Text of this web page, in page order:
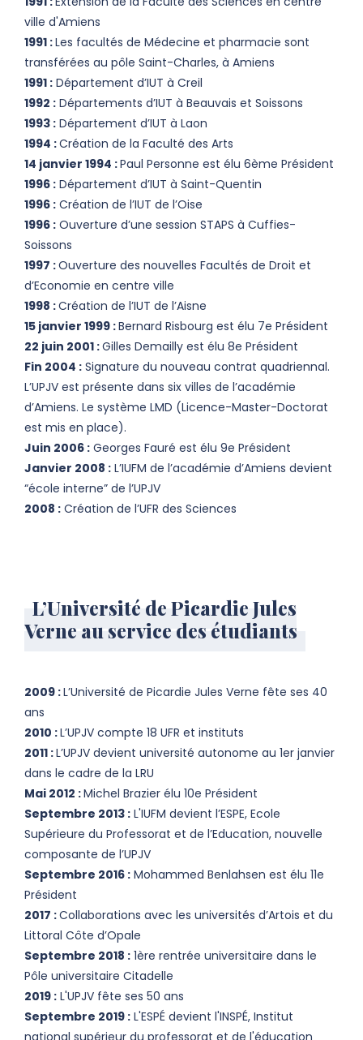
ville d'Amiens
1991 :Les facultés de Médecine et pharmacie sont
transférées au pôle Saint-Charles, à Amiens
1991 : Département d’IUT à Creil
1992 : Départements d’IUT à Beauvais et Soissons
1993 : Département d’IUT à Laon
1994 :Création de la Faculté des Arts
14 janvier 1994 :Paul Personne est élu 6ème Président
1996 : Département d’IUT à Saint-Quentin
1996 : Création de l’IUT de l’Oise
1996 : Ouverture d’une session STAPS à Cuffies-
Soissons
1997 :Ouverture des nouvelles Facultés de Droit et
d’Economie en centre ville
1998 :Création de l’IUT de l’Aisne
15 janvier 1999 :Bernard Risbourg est élu 7e Président
22 juin 2001 :Gilles Demailly est élu 8e Président
Fin 2004 : Signature du nouveau contrat quadriennal.
L’UPJV est présente dans six villes de l’académie
d’Amiens. Le système LMD (Licence-Master-Doctorat
est mis en place).
Juin 2006 : Georges Fauré est élu 9e Président
Janvier 2008 : L’IUFM de l’académie d’Amiens devient
“école interne” de l’UPJV
2008 : Création de l’UFR des Sciences
L’Université de Picardie Jules
Verne au service des étudiants
2009 :L’Université de Picardie Jules Verne fête ses 40
ans
2010 :L’UPJV compte 18 UFR et instituts
2011 :L’UPJV devient université autonome au 1er janvier
dans le cadre de la LRU
Mai 2012 :Michel Brazier élu 10e Président
Septembre 2013 : L'IUFM devient l’ESPE, Ecole
Supérieure du Professorat et de l’Education, nouvelle
composante de l’UPJV
Septembre 2016 : Mohammed Benlahsen est élu 11e
Président
2017 :Collaborations avec les universités d’Artois et du
Littoral Côte d’Opale
Septembre 2018 : 1ère rentrée universitaire dans le
Pôle universitaire Citadelle
2019 : L'UPJV fête ses 50 ans
Septembre 2019 : L'ESPÉ devient l'INSPÉ, Institut